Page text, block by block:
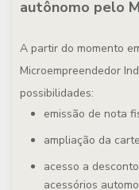
autônomo pelo
A partir do momento
Microempreendedor
possibilidades:
emissão de nota
ampliação da
acesso a
acessórios